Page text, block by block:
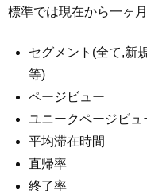
標準では現在から一ヶ
セグメント(全て,新
等)
ページビュー
ユニークページビュ
平均滞在時間
直帰率
終了率